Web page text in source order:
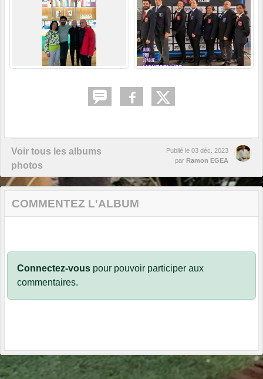
Voir tous les albums
photos
Publié le 03 déc. 2023
par Ramon EGEA
COMMENTEZ L'ALBUM
Connectez-vous pour pouvoir participer aux
commentaires.